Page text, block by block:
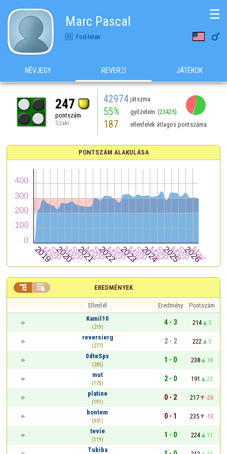
Marc Pascal
Fod-Isten 
☰
NÉVJEGY REVERZI JÁTÉKOK
247
pontszám
Szaki
42974 játszma
55% győzelem (23425)
187 ellenfelek átlagos pontszáma
PONTSZÁM ALAKULÁSA
EREDMÉNYEK
 
Ellenfél Eredmény
Pontszám
Kamil10
(219)
4 - 3 214
5
reversierg
(277)
2 - 2 222
5
0dteSpx
(285)
1 - 0 238
18
mut
(173)
2 - 0 191
23
platine
(191)
0 - 2 217
-26
bontem
(301)
0 - 1 235
-13
tevie
(119)
1 - 0 224
11
Tubiba